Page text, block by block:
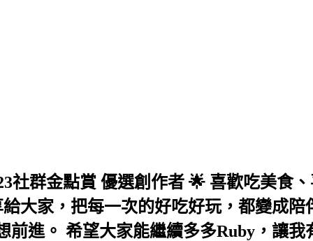
社群金點賞 優選創作者 🌟 喜歡吃美食
大家，把每一次的好吃好玩，都變成
前進。 希望大家能繼續多多Ruby，讓